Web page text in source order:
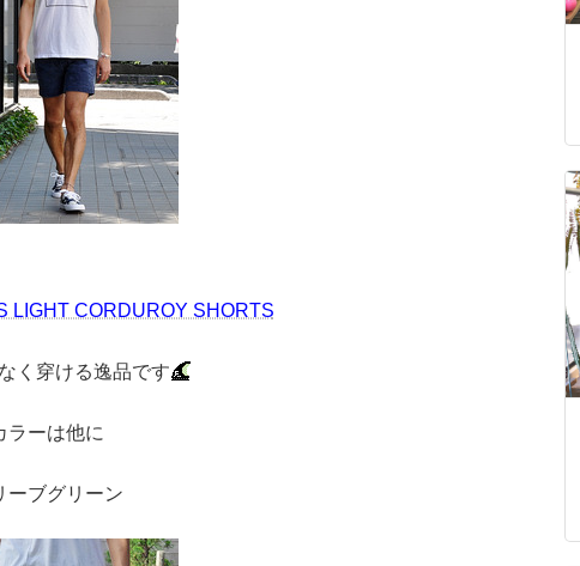
LIGHT CORDUROY SHORTS
く穿ける逸品です
ラーは他に
ーブグリーン